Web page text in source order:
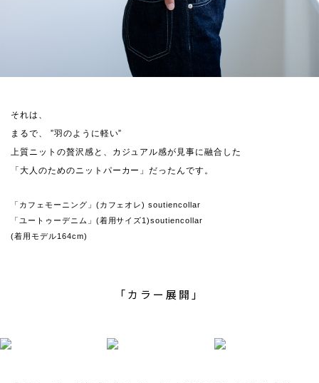
それは、
まるで、 ”羽のように軽い”
上質ニットの贅沢感と、カジュアル感が見事に融合した
「大人のためのニットパーカー」だったんです。
「カフェモーニング」(カフェオレ) soutiencollar
「ユートゥーデニム」(着用サイズ1)soutiencollar
(着用モデル164cm)
「カラー展開」